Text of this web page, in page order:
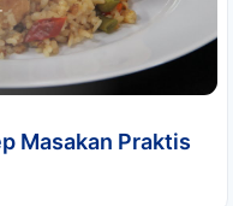
Masakan Praktis